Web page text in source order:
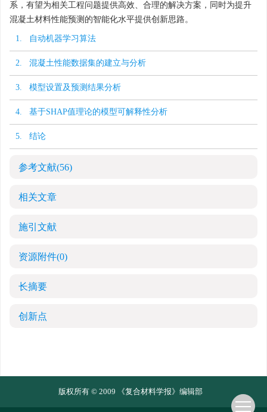
系，有望为相关工程问题提供高效、合理的解决方案，同时为提升
混凝土材料性能预测的智能化水平提供创新思路。
1. 自动机器学习算法
2. 混凝土性能数据集的建立与分析
3. 模型设置及预测结果分析
4. 基于SHAP值理论的模型可解释性分析
5. 结论
参考文献(56)
相关文章
施引文献
资源附件(0)
长摘要
创新点
版权所有 © 2009 《复合材料学报》编辑部